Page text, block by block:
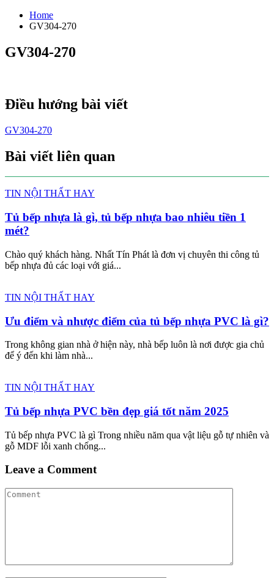
Home
GV304-270
GV304-270
Điều hướng bài viết
GV304-270
Bài viết liên quan
TIN NỘI THẤT HAY
Tủ bếp nhựa là gì, tủ bếp nhựa bao nhiêu tiền 1
mét?
Chào quý khách hàng. Nhất Tín Phát là đơn vị chuyên thi công tủ
bếp nhựa đủ các loại với giá...
TIN NỘI THẤT HAY
Ưu điểm và nhược điểm của tủ bếp nhựa PVC là gì?
Trong không gian nhà ở hiện này, nhà bếp luôn là nơi được gia chủ
để ý đến khi làm nhà...
TIN NỘI THẤT HAY
Tủ bếp nhựa PVC bền đẹp giá tốt năm 2025
Tủ bếp nhựa PVC là gì Trong nhiều năm qua vật liệu gỗ tự nhiên và
gỗ MDF lỗi xanh chống...
Leave a Comment